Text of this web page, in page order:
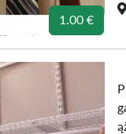
1.00 €